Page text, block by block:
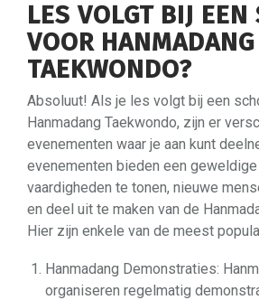
LES VOLGT BIJ EEN
VOOR HANMADANG
TAEKWONDO?
Absoluut! Als je les volgt bij een
Hanmadang Taekwondo, zijn er
evenementen waar je aan kunt
evenementen bieden een
vaardigheden te tonen, nieuwe
en deel uit te maken van de
Hier zijn enkele van de meest
Hanmadang Demonstraties:
organiseren regelmatig